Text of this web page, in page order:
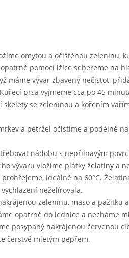
omytou a očištěnou zeleninu,
pomocí lžíce sebereme na
máme vývar zbavený nečistot,
prsa vyjmeme cca po 45
skelety se zeleninou a kořením
a petržel očistíme a podélně
nádobu s nepřilnavým
vývaru vložíme plátky želatiny a
ideálně na 60°C.
neželírovala.
zeleninu, maso a pažitku
opatrně do lednice a necháme
posypaný nakrájenou červenou
čerstvě mletým pepřem.